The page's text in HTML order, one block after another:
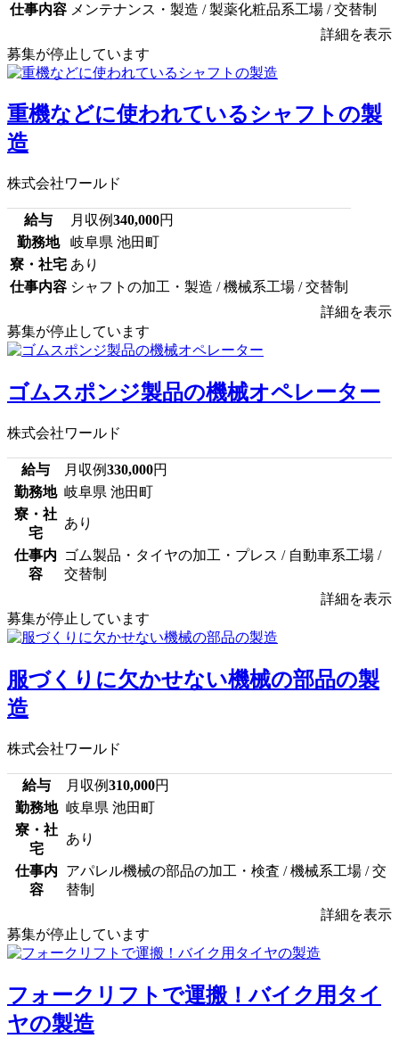
仕事内容 メンテナンス・製造 / 製薬化粧品系工場 / 交替制
詳細を表示
募集が停止しています
重機などに使われているシャフトの製
造
株式会社ワールド
給与 月収例340,000円
勤務地
岐阜県 池田町
寮・社宅 あり
仕事内容 シャフトの加工・製造 / 機械系工場 / 交替制
詳細を表示
募集が停止しています
ゴムスポンジ製品の機械オペレーター
株式会社ワールド
給与 月収例330,000円
勤務地 岐阜県 池田町
寮・社
宅
あり
仕事内
容
ゴム製品・タイヤの加工・プレス / 自動車系工場 /
交替制
詳細を表示
募集が停止しています
服づくりに欠かせない機械の部品の製
造
株式会社ワールド
給与 月収例310,000円
勤務地 岐阜県 池田町
寮・社
宅
あり
仕事内
容
アパレル機械の部品の加工・検査 / 機械系工場 / 交
替制
詳細を表示
募集が停止しています
フォークリフトで運搬！バイク用タイ
ヤの製造